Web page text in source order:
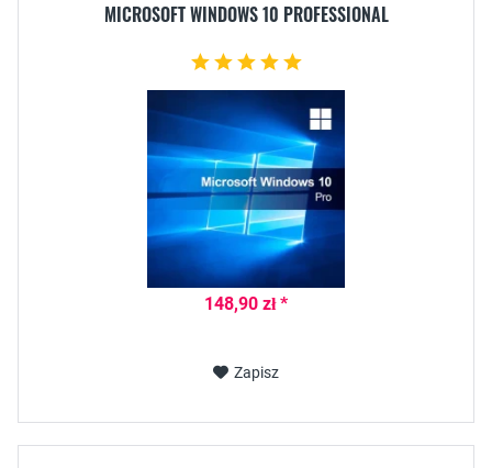
MICROSOFT WINDOWS 10 PROFESSIONAL
148,90 zł *
Zapisz